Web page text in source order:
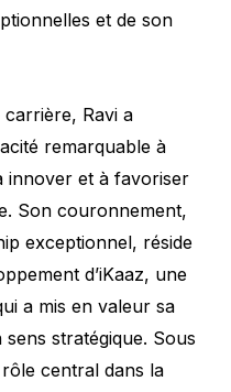
et de son
Ravi a
remarquable à
innover et à favoriser
Son couronnement,
exceptionnel, réside
d’iKaaz, une
a mis en valeur sa
stratégique. Sous
central dans la